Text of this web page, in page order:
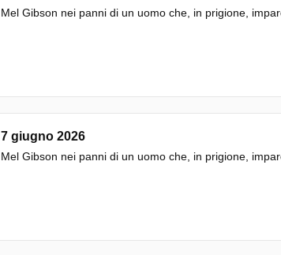
Mel Gibson nei panni di un uomo che, in prigione,
7 giugno 2026
Mel Gibson nei panni di un uomo che, in prigione,